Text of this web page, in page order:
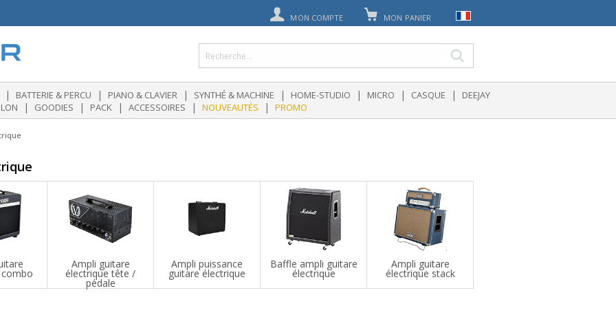
MON COMPTE MON PANIER
| BATTERIE & PERCU | PIANO & CLAVIER | SYNTHÉ & MACHINE | HOME-STUDIO | MICRO | CASQUE | DEEJAY
| GOODIES | PACK | ACCESSOIRES | NOUVEAUTÉS | PROMO
Ampli guitare
électrique tête /
pédale
Ampli puissance
guitare électrique
Baffle ampli guitare
électrique
Ampli guitare
électrique stack